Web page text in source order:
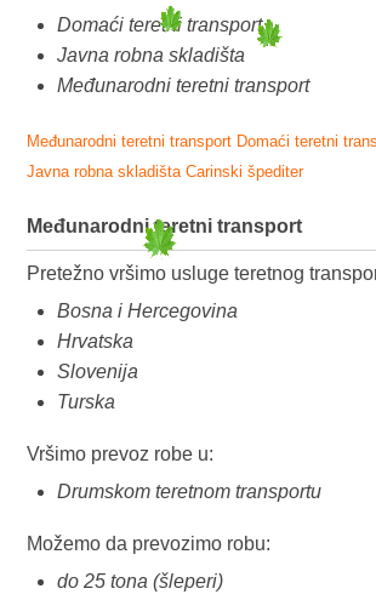
Domaći teretni transport
Javna robna skladišta
Međunarodni teretni transport
Međunarodni teretni transport Domaći teretni
Javna robna skladišta Carinski špediter
Međunarodni teretni transport
Pretežno vršimo usluge teretnog
Bosna i Hercegovina
Hrvatska
Slovenija
Turska
Vršimo prevoz robe u:
Drumskom teretnom transportu
Možemo da prevozimo robu:
do 25 tona (šleperi)